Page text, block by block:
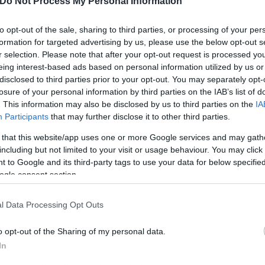
opt-out of the sale, sharing to third parties, or processing of your
for targeted advertising by us, please use the below opt-out
selection. Please note that after your opt-out request is processed
interest-based ads based on personal information utilized by us
to third parties prior to your opt-out. You may separately
of your personal information by third parties on the IAB’s list of
This information may also be disclosed by us to third parties on the
Participants that may further disclose it to other third parties.
that this website/app uses one or more Google services and may
but not limited to your visit or usage behaviour. You may
to Google and its third-party tags to use your data for below
consent section.
Data Processing Opt Outs
opt-out of the Sharing of my personal data.
τη δυσκολότερη περίοδο στην εξουσία
αντιπάλου, του αρχηγού του τρίτου
πληροφοριών που αναφέρεται απευθείας στην
χρησιμοποιώντας τις πιο